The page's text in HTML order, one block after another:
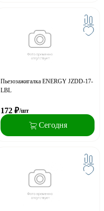
Пьезозажигалка ENERGY JZDD-17-
LBL
172 ₽/шт
Сегодня